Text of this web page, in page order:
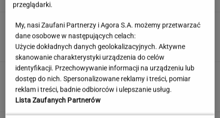
Jeden wakacyjny nawyk może mieć
nieprzyjemne konsekwencje. Też tak robisz?
MATERIAŁ PROMOCYJNY
Uruchomili "Tindera dla
medyków". Szybko zgłosili się też adwokaci
SUBSKRYPCJA
przeglądarki.
My, nasi Zaufani Partnerzy i Agora S.A. możemy przetwarzać
dane osobowe w następujących celach:
Użycie dokładnych danych geolokalizacyjnych. Aktywne
skanowanie charakterystyki urządzenia do celów
identyfikacji. Przechowywanie informacji na urządzeniu lub
dostęp do nich. Spersonalizowane reklamy i treści, pomiar
reklam i treści, badnie odbiorców i ulepszanie usług.
Lista Zaufanych Partnerów